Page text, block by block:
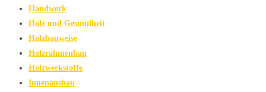
Handwerk
Holz und Gesundheit
Holzbauweise
Holzrahmenbau
Holzwerkstoffe
Innenausbau